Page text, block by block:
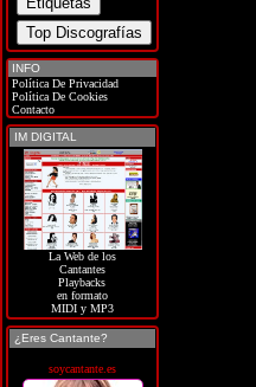
INFO
Política De Privacidad
Política De Cookies
Contacto
IM DIGITAL
La Web de los
Cantantes
Playbacks
en formato
MIDI y MP3
¿Eres Cantante?
soycantante.es